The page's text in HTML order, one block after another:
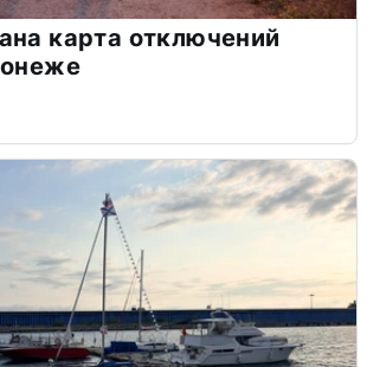
карта отключений